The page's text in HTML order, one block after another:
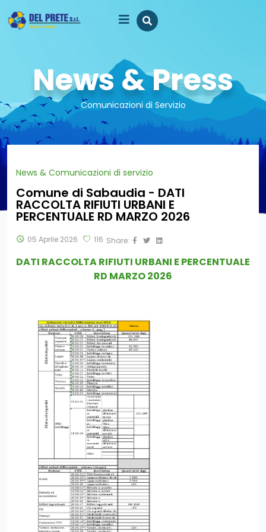
News & Press
Comunicazioni di Servizio
News & Comunicazioni di servizio
Comune di Sabaudia - DATI
RACCOLTA RIFIUTI URBANI E
PERCENTUALE RD MARZO 2026
05 Aprile 2026 116 Share:
DATI RACCOLTA RIFIUTI URBANI E PERCENTUALE
RD MARZO 2026